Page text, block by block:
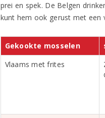
prei en spek. De Belgen
kunt hem ook gerust met een
Gekookte mosselen
Vlaams met frites